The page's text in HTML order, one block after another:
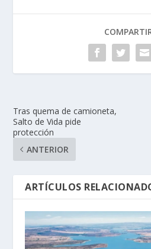
Tras quema de camioneta,
Salto de Vida pide
protección
ANTERIOR
ARTÍCULOS